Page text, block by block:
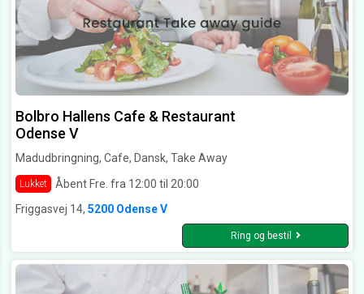
Bolbro Hallens Cafe & Restaurant
Odense V
Madudbringning, Cafe, Dansk, Take Away
Lukket
Åbent Fre. fra 12:00 til 20:00
Friggasvej 14, 5200 Odense V
Ring og bestil